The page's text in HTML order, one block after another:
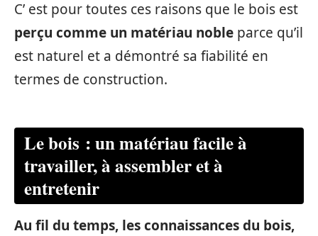
C’ est pour toutes ces raisons que le bois est
perçu comme un matériau noble parce qu’il
est naturel et a démontré sa fiabilité en
termes de construction.
Le bois : un matériau facile à
travailler, à assembler et à
entretenir
Au fil du temps, les connaissances du bois,